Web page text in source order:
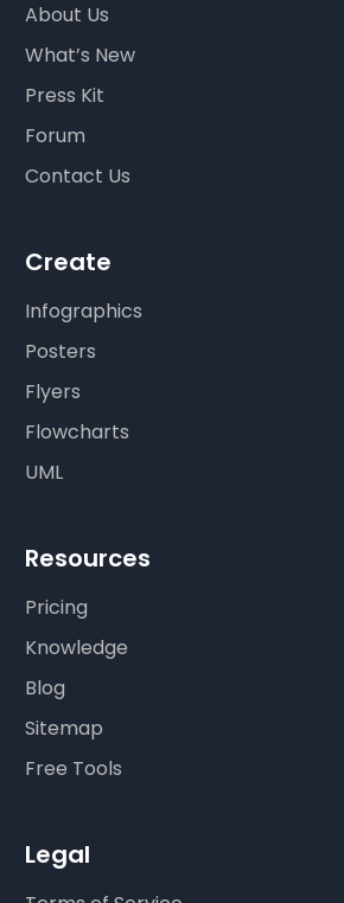
About Us
What’s New
Press Kit
Forum
Contact Us
Create
Infographics
Posters
Flyers
Flowcharts
UML
Resources
Pricing
Knowledge
Blog
Sitemap
Free Tools
Legal